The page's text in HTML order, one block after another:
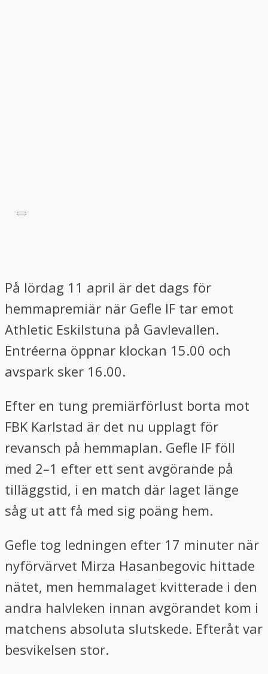
På lördag 11 april är det dags för
hemmapremiär när Gefle IF tar emot
Athletic Eskilstuna på Gavlevallen.
Entréerna öppnar klockan 15.00 och
avspark sker 16.00.
Efter en tung premiärförlust borta mot
FBK Karlstad är det nu upplagt för
revansch på hemmaplan. Gefle IF föll
med 2–1 efter ett sent avgörande på
tilläggstid, i en match där laget länge
såg ut att få med sig poäng hem.
Gefle tog ledningen efter 17 minuter när
nyförvärvet Mirza Hasanbegovic hittade
nätet, men hemmalaget kvitterade i den
andra halvleken innan avgörandet kom i
matchens absoluta slutskede. Efteråt var
besvikelsen stor.